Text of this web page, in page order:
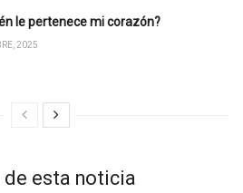
le pertenece mi corazón?
2025
de esta noticia